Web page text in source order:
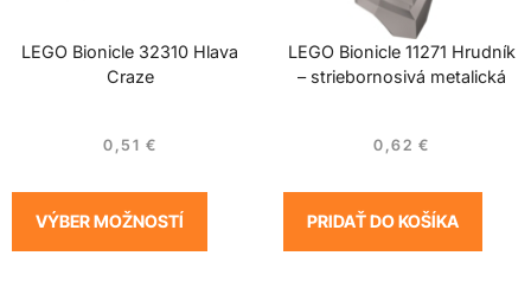
LEGO Bionicle 32310 Hlava
Craze
0,51 €
VÝBER MOŽNOSTÍ
LEGO Bionicle 11271 Hrudník
– striebornosivá metalická
0,62 €
PRIDAŤ DO KOŠÍKA